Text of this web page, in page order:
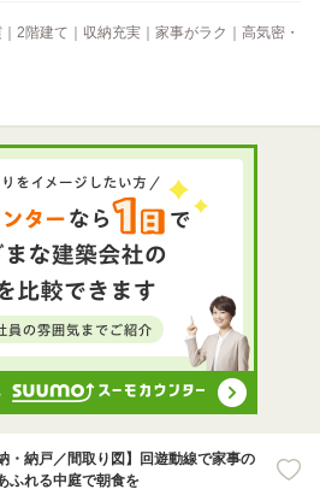
2階建て｜収納充実｜家事がラク｜高気密・
・納戸／間取り図】回遊動線で家事の
ふれる中庭で朝食を